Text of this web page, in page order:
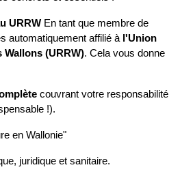
URRW En tant que membre de
automatiquement affilié à l'Union
Wallons (URRW). Cela vous donne
couvrant votre responsabilité
!).
en Wallonie"
juridique et sanitaire.